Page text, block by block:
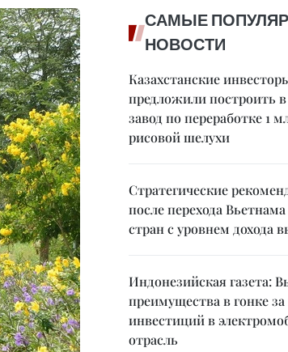
САМЫЕ
НОВОСТИ
Казахстанские
предложили построить в
завод по переработке 1
рисовой шелухи
Стратегические
после перехода
стран с уровнем дохода
Индонезийская газета:
преимущества в гонке
инвестиций в
отрасль